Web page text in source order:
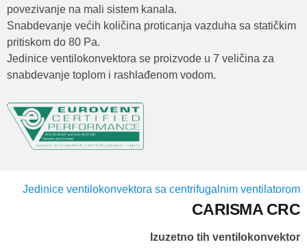
povezivanje na mali sistem kanala.
Snabdevanje većih količina proticanja vazduha sa statičkim
pritiskom do 80 Pa.
Jedinice ventilokonvektora se proizvode u 7 veličina za
snabdevanje toplom i rashlađenom vodom.
Jedinice ventilokonvektora sa centrifugalnim ventilatorom
CARISMA CRC
Izuzetno tih ventilokonvektor